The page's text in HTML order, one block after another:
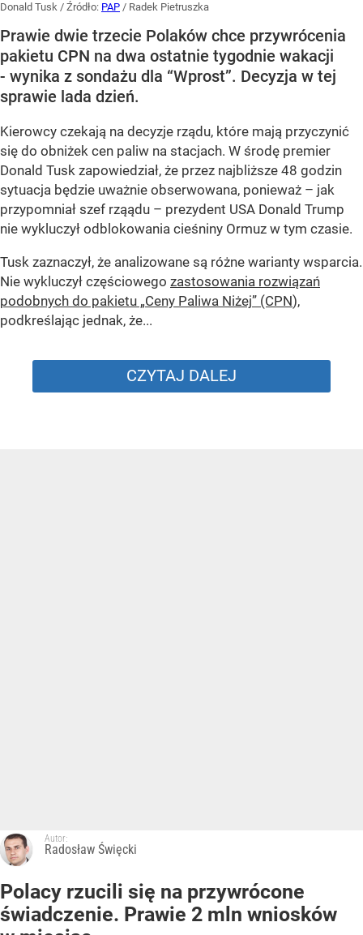
Donald Tusk / Źródło: PAP / Radek Pietruszka
Prawie dwie trzecie Polaków chce przywrócenia
pakietu CPN na dwa ostatnie tygodnie wakacji
- wynika z sondażu dla “Wprost”. Decyzja w tej
sprawie lada dzień.
Kierowcy czekają na decyzje rządu, które mają przyczynić
się do obniżek cen paliw na stacjach. W środę premier
Donald Tusk zapowiedział, że przez najbliższe 48 godzin
sytuacja będzie uważnie obserwowana, ponieważ – jak
przypomniał szef rząądu – prezydent USA Donald Trump
nie wykluczył odblokowania cieśniny Ormuz w tym czasie.
Tusk zaznaczył, że analizowane są różne warianty wsparcia.
Nie wykluczył częściowego zastosowania rozwiązań
podobnych do pakietu „Ceny Paliwa Niżej” (CPN),
podkreślając jednak, że...
CZYTAJ DALEJ
Autor:
Radosław Święcki
Polacy rzucili się na przywrócone
świadczenie. Prawie 2 mln wniosków